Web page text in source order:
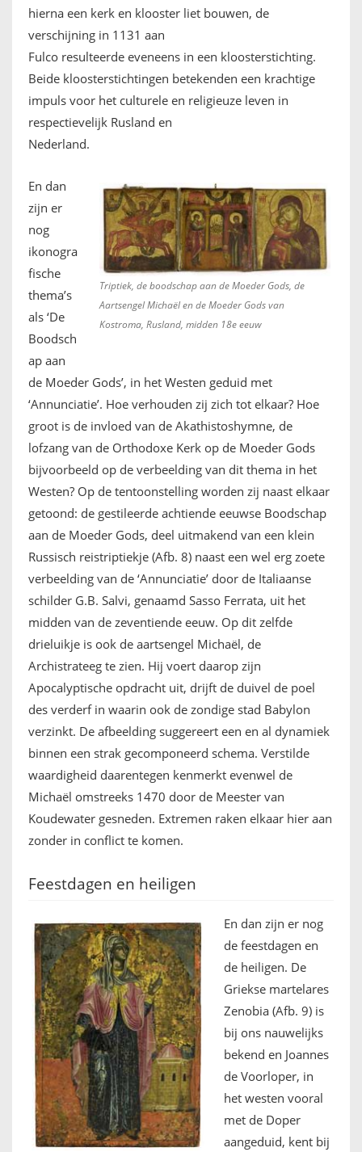
hierna een kerk en klooster liet bouwen, de
verschijning in 1131 aan
Fulco resulteerde eveneens in een kloosterstichting.
Beide kloosterstichtingen betekenden een krachtige
impuls voor het culturele en religieuze leven in
respectievelijk Rusland en
Nederland.
Triptiek, de boodschap aan de Moeder Gods, de
Aartsengel Michaël en de Moeder Gods van
Kostroma, Rusland, midden 18e eeuw
En dan
zijn er
nog
ikonogra
fische
thema’s
als ‘De
Boodsch
ap aan
de Moeder Gods’, in het Westen geduid met
‘Annunciatie’. Hoe verhouden zij zich tot elkaar? Hoe
groot is de invloed van de Akathistoshymne, de
lofzang van de Orthodoxe Kerk op de Moeder Gods
bijvoorbeeld op de verbeelding van dit thema in het
Westen? Op de tentoonstelling worden zij naast elkaar
getoond: de gestileerde achtiende eeuwse Boodschap
aan de Moeder Gods, deel uitmakend van een klein
Russisch reistriptiekje (Afb. 8) naast een wel erg zoete
verbeelding van de ‘Annunciatie’ door de Italiaanse
schilder G.B. Salvi, genaamd Sasso Ferrata, uit het
midden van de zeventiende eeuw. Op dit zelfde
drieluikje is ook de aartsengel Michaël, de
Archistrateeg te zien. Hij voert daarop zijn
Apocalyptische opdracht uit, drijft de duivel de poel
des verderf in waarin ook de zondige stad Babylon
verzinkt. De afbeelding suggereert een en al dynamiek
binnen een strak gecomponeerd schema. Verstilde
waardigheid daarentegen kenmerkt evenwel de
Michaël omstreeks 1470 door de Meester van
Koudewater gesneden. Extremen raken elkaar hier aan
zonder in conflict te komen.
Feestdagen en heiligen
En dan zijn er nog
de feestdagen en
de heiligen. De
Griekse martelares
Zenobia (Afb. 9) is
bij ons nauwelijks
bekend en Joannes
de Voorloper, in
het westen vooral
met de Doper
aangeduid, kent bij